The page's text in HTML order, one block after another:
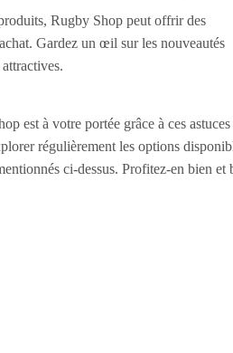
Rugby Shop peut offrir des
Gardez un œil sur les nouveautés
est à votre portée grâce à ces astuces
régulièrement les options
ci-dessus. Profitez-en bien et